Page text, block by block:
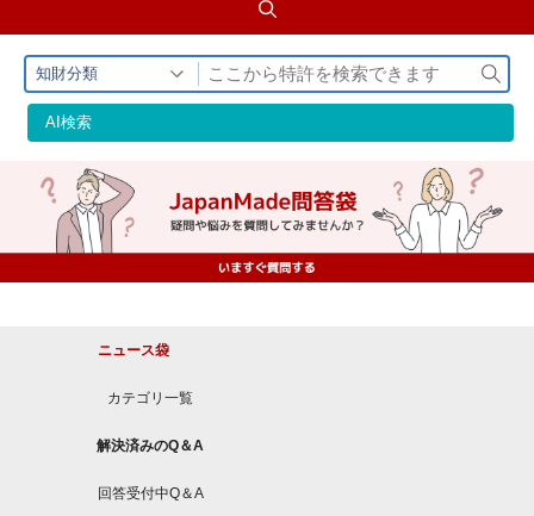
知財分類
検
索
AI検索
ニュース袋
カテゴリ一覧
解決済みのQ＆A
回答受付中Q＆A